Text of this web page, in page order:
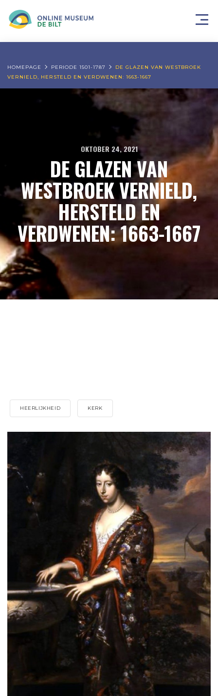
HOMEPAGE PERIODE 1501-1787
DE GLAZEN VAN WESTBROEK
VERNIELD, HERSTELD EN VERDWENEN: 1663-1667
OKTOBER 24, 2021
DE GLAZEN VAN
WESTBROEK VERNIELD,
HERSTELD EN
VERDWENEN: 1663-1667
HEERLIJKHEID KERK